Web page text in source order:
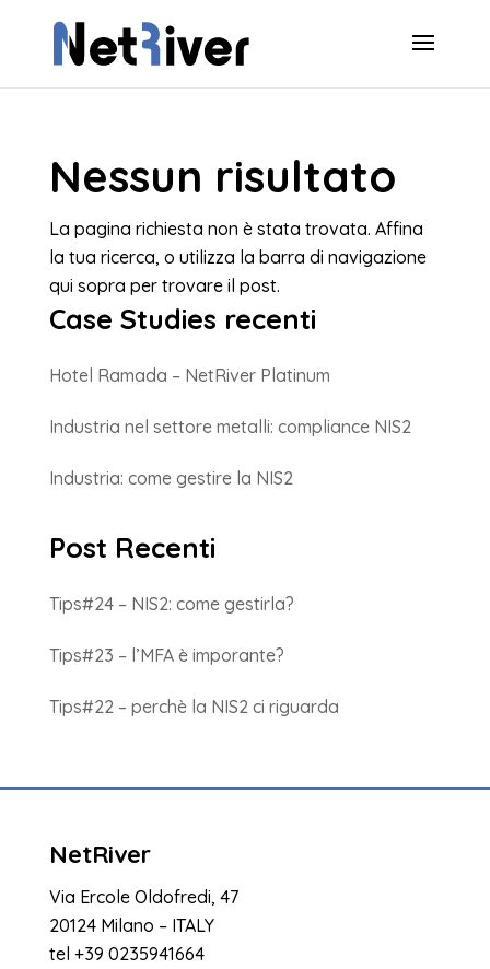
Nessun risultato
La pagina richiesta non è stata trovata. Affina
la tua ricerca, o utilizza la barra di navigazione
qui sopra per trovare il post.
Case Studies recenti
Hotel Ramada – NetRiver Platinum
Industria nel settore metalli: compliance NIS2
Industria: come gestire la NIS2
Post Recenti
Tips#24 – NIS2: come gestirla?
Tips#23 – l’MFA è imporante?
Tips#22 – perchè la NIS2 ci riguarda
NetRiver
Via Ercole Oldofredi, 47
20124 Milano – ITALY
tel +39 0235941664